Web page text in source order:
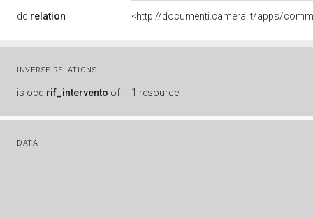
dc:relation
INVERSE RELATIONS
is ocd:rif_intervento of 1 resource
DATA